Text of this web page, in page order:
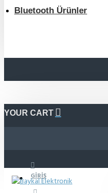
Bluetooth Ürünler
YOUR CART
GIRIŞ